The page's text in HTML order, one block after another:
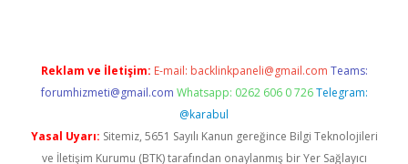
Reklam ve İletişim: E-mail: backlinkpaneli@gmail.com Teams:
forumhizmeti@gmail.com Whatsapp: 0262 606 0 726 Telegram:
@karabul
Yasal Uyarı: Sitemiz, 5651 Sayılı Kanun gereğince Bilgi Teknolojileri
ve İletişim Kurumu (BTK) tarafından onaylanmış bir Yer Sağlayıcı